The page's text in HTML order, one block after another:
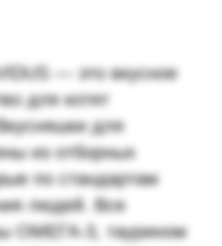
— это вкусное
для котят
для
из отборных
по стандартам
людей. Все
ОМЕГА-3, таурином